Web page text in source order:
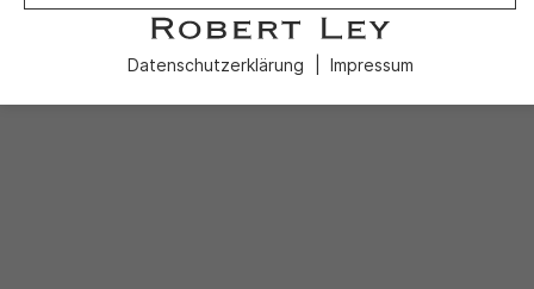
Datenschutzerklärung Impressum